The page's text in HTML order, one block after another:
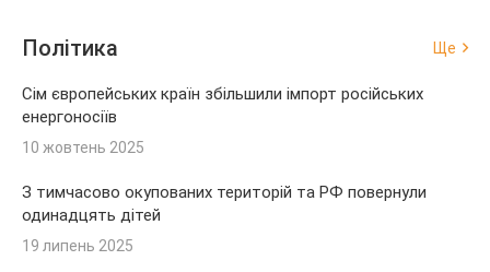
Політика Ще
Сім європейських країн збільшили імпорт російських
енергоносіїв
10 жовтень 2025
З тимчасово окупованих територій та РФ повернули
одинадцять дітей
19 липень 2025